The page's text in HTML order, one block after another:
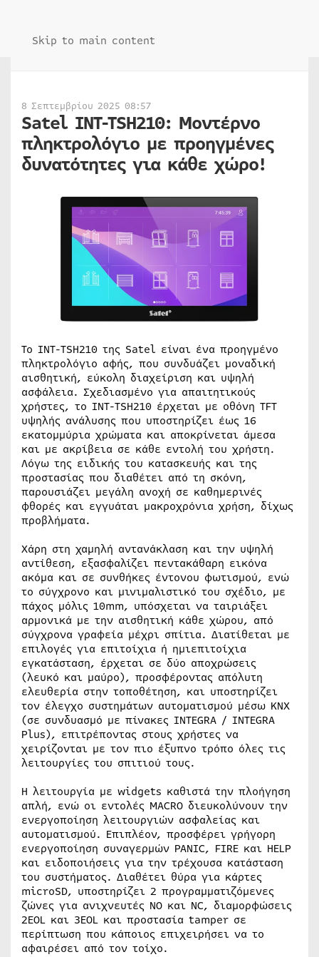
Skip to main content
8 Σεπτεμβρίου 2025 08:57
Satel INT-TSH210: Μοντέρνο
πληκτρολόγιο με προηγμένες
δυνατότητες για κάθε χώρο!
Το INT-TSH210 της Satel είναι ένα προηγμένο
πληκτρολόγιο αφής, που συνδυάζει μοναδική
αισθητική, εύκολη διαχείριση και υψηλή
ασφάλεια. Σχεδιασμένο για απαιτητικούς
χρήστες, το INT-TSH210 έρχεται με οθόνη TFT
υψηλής ανάλυσης που υποστηρίζει έως 16
εκατομμύρια χρώματα και αποκρίνεται άμεσα
και με ακρίβεια σε κάθε εντολή του χρήστη.
Λόγω της ειδικής του κατασκευής και της
προστασίας που διαθέτει από τη σκόνη,
παρουσιάζει μεγάλη ανοχή σε καθημερινές
φθορές και εγγυάται μακροχρόνια χρήση, δίχως
προβλήματα.
Χάρη στη χαμηλή αντανάκλαση και την υψηλή
αντίθεση, εξασφαλίζει πεντακάθαρη εικόνα
ακόμα και σε συνθήκες έντονου φωτισμού, ενώ
το σύγχρονο και μινιμαλιστικό του σχέδιο, με
πάχος μόλις 10mm, υπόσχεται να ταιριάξει
αρμονικά με την αισθητική κάθε χώρου, από
σύγχρονα γραφεία μέχρι σπίτια. Διατίθεται με
επιλογές για επιτοίχια ή ημιεπιτοίχια
εγκατάσταση, έρχεται σε δύο αποχρώσεις
(λευκό και μαύρο), προσφέροντας απόλυτη
ελευθερία στην τοποθέτηση, και υποστηρίζει
τον έλεγχο συστημάτων αυτοματισμού μέσω KNX
(σε συνδυασμό με πίνακες INTEGRA / INTEGRA
Plus), επιτρέποντας στους χρήστες να
χειρίζονται με τον πιο έξυπνο τρόπο όλες τις
λειτουργίες του σπιτιού τους.
Η λειτουργία με widgets καθιστά την πλοήγηση
απλή, ενώ οι εντολές MACRO διευκολύνουν την
ενεργοποίηση λειτουργιών ασφαλείας και
αυτοματισμού. Επιπλέον, προσφέρει γρήγορη
ενεργοποίηση συναγερμών PANIC, FIRE και HELP
και ειδοποιήσεις για την τρέχουσα κατάσταση
του συστήματος. Διαθέτει θύρα για κάρτες
microSD, υποστηρίζει 2 προγραμματιζόμενες
ζώνες για ανιχνευτές NO και NC, διαμορφώσεις
2EOL και 3EOL και προστασία tamper σε
περίπτωση που κάποιος επιχειρήσει να το
αφαιρέσει από τον τοίχο.